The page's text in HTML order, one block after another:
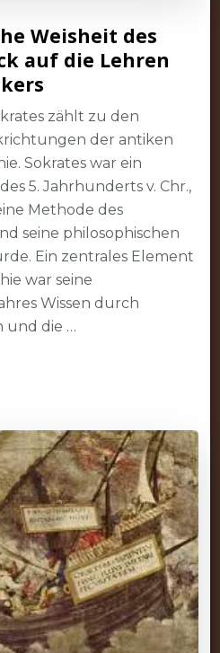
Weisheit des
auf die Lehren
zählt zu den
der antiken
Sokrates war ein
5. Jahrhunderts v. Chr.,
Methode des
seine philosophischen
Ein zentrales Element
war seine
Wissen durch
und die …